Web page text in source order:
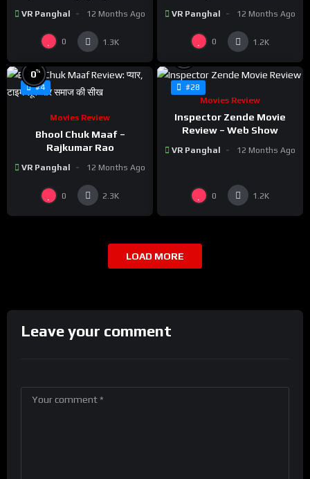
VR Panghal 12 Months Ago
0 1.3K
VR Panghal 12 Months Ago
0 1.2K
#4
0%
Movies Review
Bhool Chuk Maaf –
Rajkumar Rao
VR Panghal 12 Months Ago
0 2.3K
#28
Movies Review
Inspector Zende Movie
Review – Web Show
VR Panghal 12 Months Ago
0 1.2K
LOAD MORE
Leave your comment